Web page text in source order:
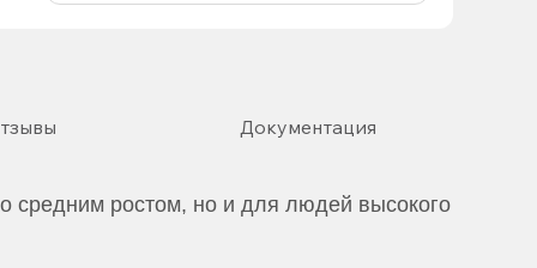
Документация
средним ростом, но и для людей высокого